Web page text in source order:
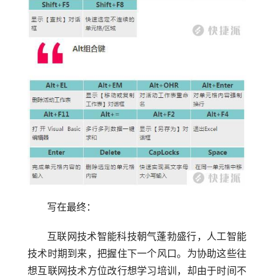
写在最终：
互联网技术智能科技朝气蓬勃盛行，人工智能
技术时期到来，把握住下一个风口。为协助这些往
想互联网技术方位改行想学习培训，却由于时间不